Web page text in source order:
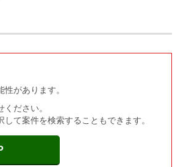
があります。
ださい。
て案件を検索することもできます。